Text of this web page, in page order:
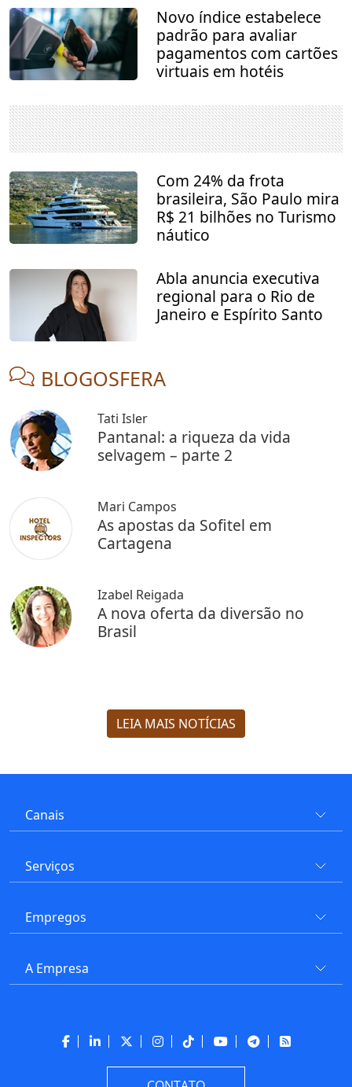
Novo índice estabelece
padrão para avaliar
pagamentos com cartões
virtuais em hotéis
Com 24% da frota
brasileira, São Paulo mira
R$ 21 bilhões no Turismo
náutico
Abla anuncia executiva
regional para o Rio de
Janeiro e Espírito Santo
BLOGOSFERA
Tati Isler
Pantanal: a riqueza da vida
selvagem – parte 2
Mari Campos
As apostas da Sofitel em
Cartagena
Izabel Reigada
A nova oferta da diversão no
Brasil
LEIA MAIS NOTÍCIAS
Canais
Serviços
Empregos
A Empresa